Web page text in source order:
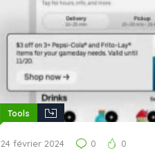
Tools
24 février 2024 0 0